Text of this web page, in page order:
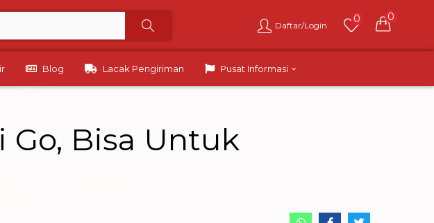
Daftar/Login
0 0
Blog Lacak Pengiriman Pusat Informasi
Bisa Untuk